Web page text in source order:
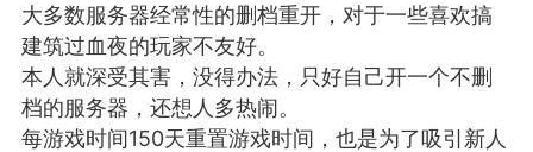
大多数服务器经常性的删档重开，对于一些喜欢搞
建筑过血夜的玩家不友好。
本人就深受其害，没得办法，只好自己开一个不删
档的服务器，还想人多热闹。
每游戏时间150天重置游戏时间，也是为了吸引新人